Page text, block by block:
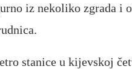
iz nekoliko zgrada i
stanice u kijevskoj